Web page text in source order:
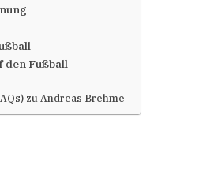
den Fußball
zu Andreas Brehme